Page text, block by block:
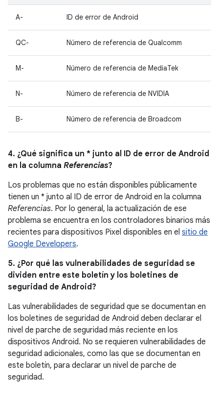
A- ID de error de Android
QC- Número de referencia de Qualcomm
M- Número de referencia de MediaTek
N- Número de referencia de NVIDIA
B- Número de referencia de Broadcom
4. ¿Qué significa un * junto al ID de error de Android
en la columna Referencias?
Los problemas que no están disponibles públicamente
tienen un * junto al ID de error de Android en la columna
Referencias. Por lo general, la actualización de ese
problema se encuentra en los controladores binarios más
recientes para dispositivos Pixel disponibles en el sitio de
Google Developers.
5. ¿Por qué las vulnerabilidades de seguridad se
dividen entre este boletín y los boletines de
seguridad de Android?
Las vulnerabilidades de seguridad que se documentan en
los boletines de seguridad de Android deben declarar el
nivel de parche de seguridad más reciente en los
dispositivos Android. No se requieren vulnerabilidades de
seguridad adicionales, como las que se documentan en
este boletín, para declarar un nivel de parche de
seguridad.